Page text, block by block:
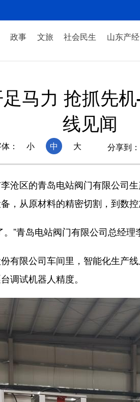
政事 文旅 社会民生 山东产经
马力 抢抓先
线见闻
： 小 中 大 分享到：
区的青岛电站阀门有限公司
，从原材料的精密切割，到数
青岛电站阀门有限公司总经理
限公司车间里，智能化生产
调试机器人精度。